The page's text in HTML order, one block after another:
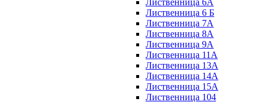
Лиственница 6А
Лиственница 6 Б
Лиственница 7А
Лиственница 8А
Лиственница 9А
Лиственница 11А
Лиственница 13А
Лиственница 14А
Лиственница 15А
Лиственница 104